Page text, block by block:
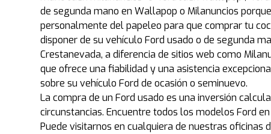
de segunda mano en Wallapop o Milanuncios
personalmente del papeleo para que comprar tu
disponer de su vehículo Ford usado o de segunda
Crestanevada, a diferencia de sitios web como
que ofrece una fiabilidad y una asistencia
sobre su vehículo Ford de ocasión o seminuevo.
La compra de un Ford usado es una inversión
circunstancias. Encuentre todos los modelos Ford
Puede visitarnos en cualquiera de nuestras